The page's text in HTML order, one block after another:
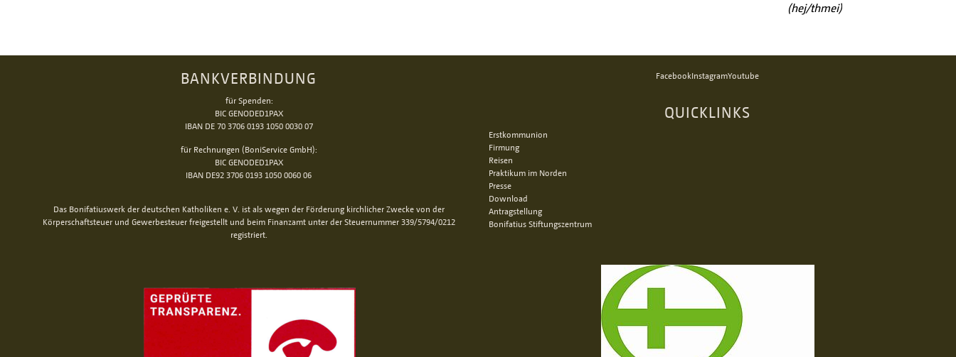
(hej/thmei)
BANKVERBINDUNG
für Spenden:
BIC GENODED1PAX
IBAN DE 70 3706 0193 1050 0030 07
für Rechnungen (BoniService GmbH):
BIC GENODED1PAX
IBAN DE92 3706 0193 1050 0060 06
Das Bonifatiuswerk der deutschen Katholiken e. V. ist als wegen der Förderung kirchlicher Zwecke von der
Körperschaftsteuer und Gewerbesteuer freigestellt und beim Finanzamt unter der Steuernummer 339/5794/0212
registriert.
FacebookInstagramYoutube
QUICKLINKS
Erstkommunion
Firmung
Reisen
Praktikum im Norden
Presse
Download
Antragstellung
Bonifatius Stiftungszentrum